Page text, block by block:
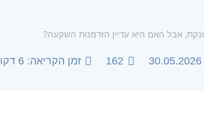
אבל האם היא עדיין הזדמנות השקעה?
30.05.2026
162 זמן הקריאה: 6 דקות